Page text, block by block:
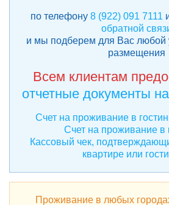
по телефону 8 (922) 091 7111
обратной
и мы подберем для Вас любой
размещения
Всем клиентам
отчетные документы
Счет на проживание в
Счет на проживание в
Кассовый чек,
квартире или
Проживание в любых